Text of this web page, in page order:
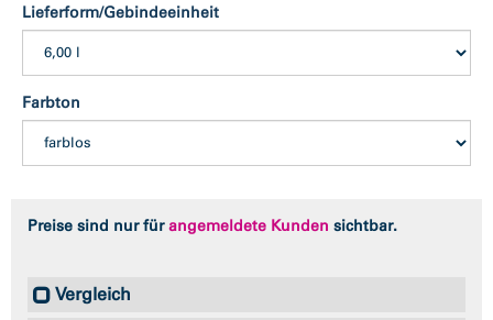
Lieferform/Gebindeeinheit
Farbton
Preise sind nur fürangemeldete Kunden sichtbar.
Vergleich